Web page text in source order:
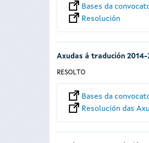
Bases da
Resolución
Axudas á tradución 2014-
RESOLTO
Bases da
Resolución das